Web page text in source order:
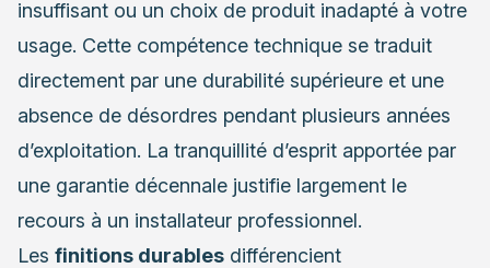
insuffisant ou un choix de produit inadapté à votre
usage. Cette compétence technique se traduit
directement par une durabilité supérieure et une
absence de désordres pendant plusieurs années
d’exploitation. La tranquillité d’esprit apportée par
une garantie décennale justifie largement le
recours à un installateur professionnel.
Les finitions durables différencient